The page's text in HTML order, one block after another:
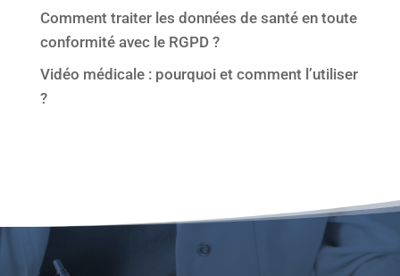
Comment traiter les données de santé en toute
conformité avec le RGPD ?
Vidéo médicale : pourquoi et comment l’utiliser
?